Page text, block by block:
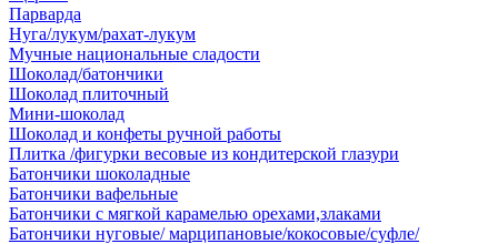
Парварда
Нуга/лукум/рахат-лукум
Мучные национальные сладости
Шоколад/батончики
Шоколад плиточный
Мини-шоколад
Шоколад и конфеты ручной работы
Плитка /фигурки весовые из кондитерской глазури
Батончики шоколадные
Батончики вафельные
Батончики с мягкой карамелью орехами,злаками
Батончики нуговые/ марципановые/кокосовые/суфле/